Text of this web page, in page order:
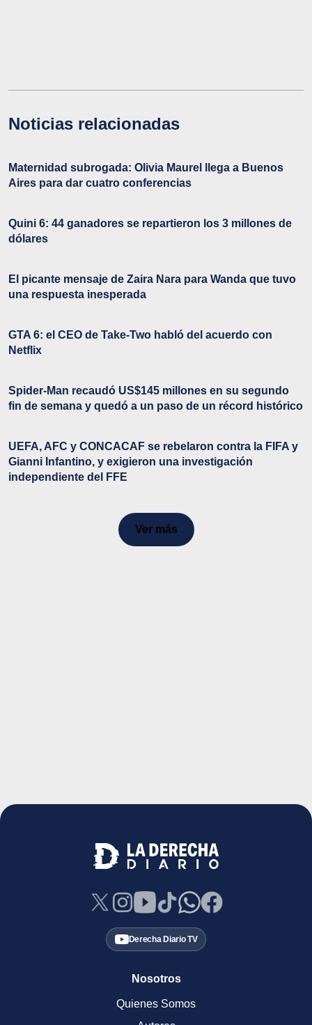
Noticias relacionadas
Maternidad subrogada: Olivia Maurel llega a Buenos
Aires para dar cuatro conferencias
Quini 6: 44 ganadores se repartieron los 3 millones de
dólares
El picante mensaje de Zaira Nara para Wanda que tuvo
una respuesta inesperada
GTA 6: el CEO de Take-Two habló del acuerdo con
Netflix
Spider-Man recaudó US$145 millones en su segundo
fin de semana y quedó a un paso de un récord histórico
UEFA, AFC y CONCACAF se rebelaron contra la FIFA y
Gianni Infantino, y exigieron una investigación
independiente del FFE
Ver más
Derecha Diario TV
Nosotros
Quienes Somos